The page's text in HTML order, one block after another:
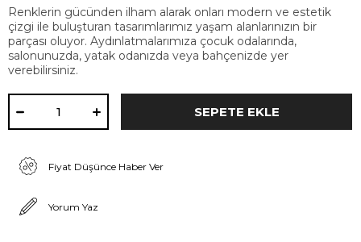
Renklerin gücünden ilham alarak onları modern ve estetik
çizgi ile buluşturan tasarımlarımız yaşam alanlarınızın bir
parçası oluyor. Aydınlatmalarımıza çocuk odalarında,
salonunuzda, yatak odanızda veya bahçenizde yer
verebilirsiniz.
Fiyat Düşünce Haber Ver
Yorum Yaz